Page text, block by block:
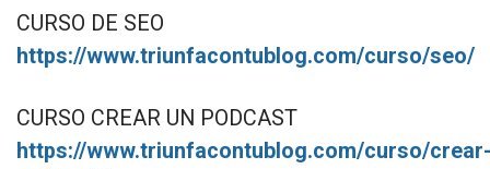
CURSO DE SEO
https://www.triunfacontublog.com/curso/seo/
CURSO CREAR UN PODCAST
https://www.triunfacontublog.com/curso/crear-